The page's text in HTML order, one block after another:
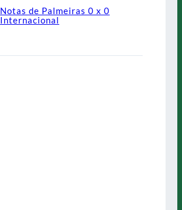
Notas de Palmeiras 0 x 0
Internacional